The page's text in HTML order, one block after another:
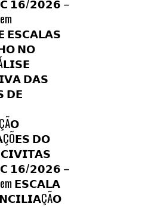
𝟭𝟲/𝟮𝟬𝟮𝟲 –
em
𝗘𝗦𝗖𝗔𝗟𝗔𝗦
𝗡𝗢
𝗗𝗔𝗦
𝗗𝗘
𝗗𝗢
𝟭𝟲/𝟮𝟬𝟮𝟲 –
em 𝗘𝗦𝗖𝗔𝗟𝗔